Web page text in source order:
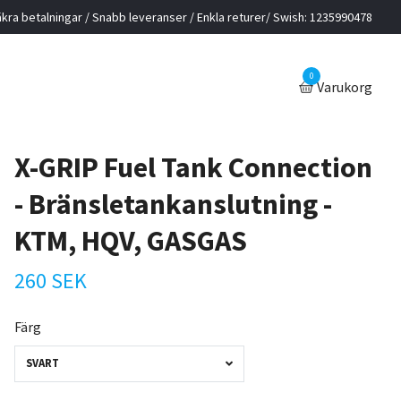
betalningar / Snabb leveranser / Enkla returer/ Swish: 1235990478
0
Varukorg
X-GRIP Fuel Tank Connection
- Bränsletankanslutning -
KTM, HQV, GASGAS
260 SEK
Färg
SVART